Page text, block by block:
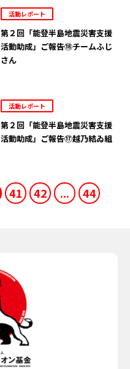
活動レポート
第２回「能登半島地震災害支援
活動助成」ご報告⑱チームふじ
さん
活動レポート
第２回「能登半島地震災害支援
活動助成」ご報告⑰越乃結ゐ組
41 42 ... 44